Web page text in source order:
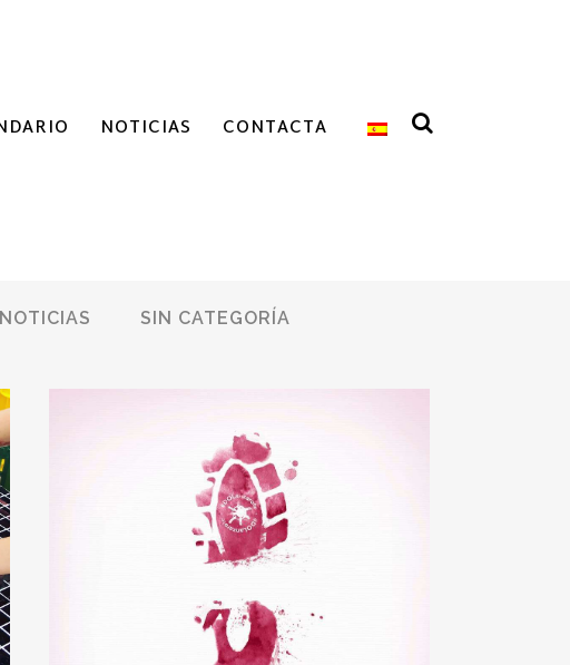
NOTICIAS CONTACTA
NOTICIAS SIN CATEGORÍA